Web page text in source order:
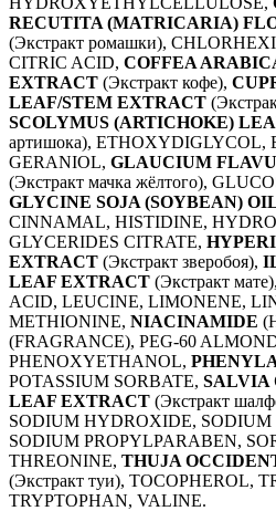
RECUTITA (MATRICARIA)
(Экстракт ромашки),
CITRIC ACID, COFFEA
EXTRACT (Экстракт кофе),
LEAF/STEM EXTRACT
SCOLYMUS (ARTICHOKE)
артишока),
GERANIOL, GLAUCIUM
(Экстракт мачка жёлтого),
GLYCINE SOJA (SOYBEAN)
CINNAMAL, HISTIDINE,
GLYCERIDES CITRATE,
EXTRACT (Экстракт зверобоя),
LEAF EXTRACT (Экстракт
ACID, LEUCINE, LIMONENE,
METHIONINE, NIACINAMIDE
(FRAGRANCE), PEG-60
PHENOXYETHANOL,
POTASSIUM SORBATE, SALVIA
LEAF EXTRACT (Экстракт
SODIUM HYDROXIDE,
SODIUM PROPYLPARABEN,
THREONINE, THUJA
(Экстракт туи), TOCOPHEROL,
TRYPTOPHAN, VALINE.